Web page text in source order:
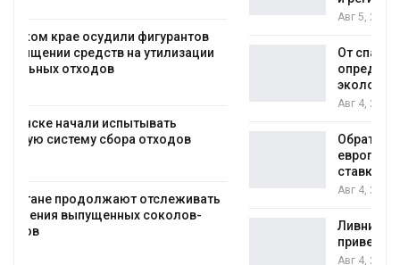
От спасения рек до цифровых экотроп:
Обратный разворот: Shell продаёт
европейские ВИЭ-активы и усиливает